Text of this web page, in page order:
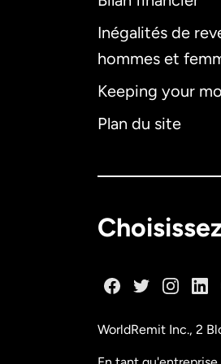
Inégalités de
hommes et
Keeping your
Plan du site
WorldRemit Inc., 2